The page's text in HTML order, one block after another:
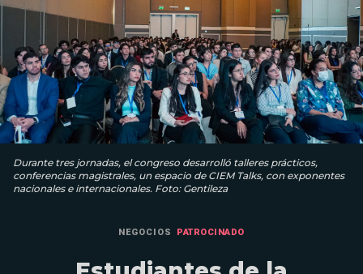
Durante tres jornadas, el congreso desarrolló talleres prácticos,
conferencias magistrales, un espacio de CIEM Talks, con exponentes
nacionales e internacionales. Foto: Gentileza
NEGOCIOS PATROCINADO